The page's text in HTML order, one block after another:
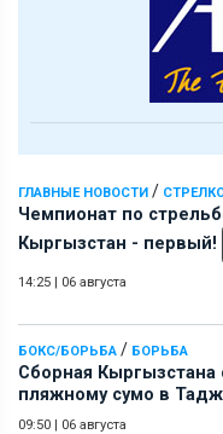
ГЛАВНЫЕ НОВОСТИ /
Чемпионат по
Кыргызстан - первый!
14:25 | 06 августа
БОКС/БОРЬБА / БОРЬБА
Сборная Кыргызстана
пляжному сумо в
09:50 | 06 августа